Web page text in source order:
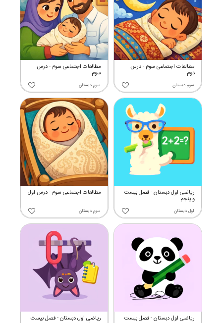
مطالعات اجتماعی سوم - درس
سوم
سوم دبستان
مطالعات اجتماعی سوم - درس
دوم
سوم دبستان
مطالعات اجتماعی سوم - درس اول
سوم دبستان
ریاضی اول دبستان - فصل بیست
و پنجم
اول دبستان
ریاضی اول دبستان - فصل بیست ریاضی اول دبستان - فصل بیست